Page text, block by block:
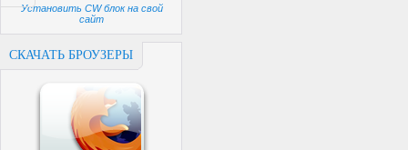
Установить CW блок на свой
сайт
СКАЧАТЬ БРОУЗЕРЫ